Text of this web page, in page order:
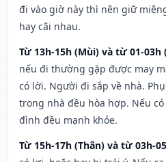
đi vào giờ này thì nên giữ
hay cãi nhau.
Từ 13h-15h (Mùi) và từ 01-03h
nếu đi thường gặp được may
có lời. Người đi sắp về nhà.
trong nhà đều hòa hợp. Nếu
đình đều mạnh khỏe.
Từ 15h-17h (Thân) và từ 03h-